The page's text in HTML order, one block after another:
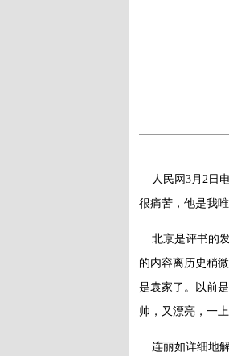
人民网3月2日
很痛苦，他是我
北京是评书的
的内容离历史稍
是袁家了。以前
帅，又漂亮，一
连丽如详细地